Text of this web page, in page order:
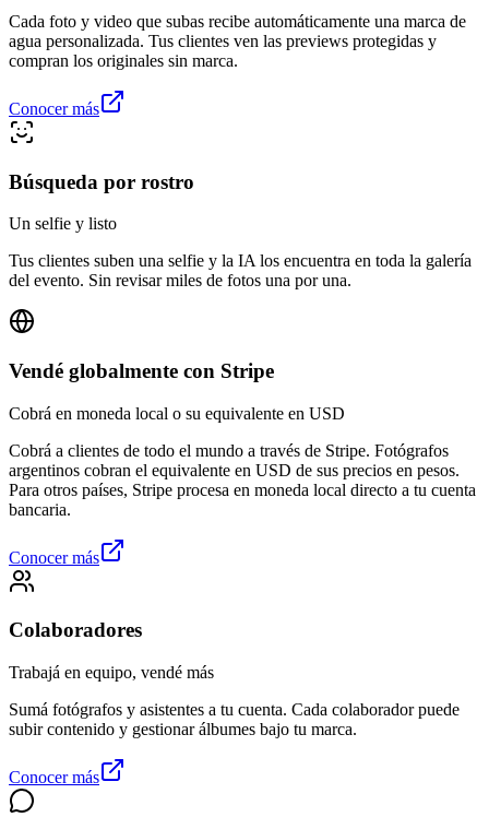
Cada foto y video que subas recibe automáticamente una marca de
agua personalizada. Tus clientes ven las previews protegidas y
compran los originales sin marca.
Conocer más
Búsqueda por rostro
Un selfie y listo
Tus clientes suben una selfie y la IA los encuentra en toda la galería
del evento. Sin revisar miles de fotos una por una.
Vendé globalmente con Stripe
Cobrá en moneda local o su equivalente en USD
Cobrá a clientes de todo el mundo a través de Stripe. Fotógrafos
argentinos cobran el equivalente en USD de sus precios en pesos.
Para otros países, Stripe procesa en moneda local directo a tu cuenta
bancaria.
Conocer más
Colaboradores
Trabajá en equipo, vendé más
Sumá fotógrafos y asistentes a tu cuenta. Cada colaborador puede
subir contenido y gestionar álbumes bajo tu marca.
Conocer más